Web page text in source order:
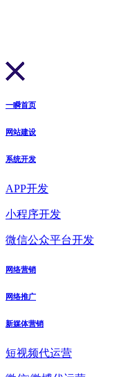
一瞬首页
网站建设
系统开发
APP开发
小程序开发
微信公众平台开发
网络营销
网络推广
新媒体营销
短视频代运营